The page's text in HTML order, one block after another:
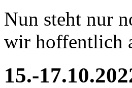
Nun steht nur
wir hoffentlich
15.-